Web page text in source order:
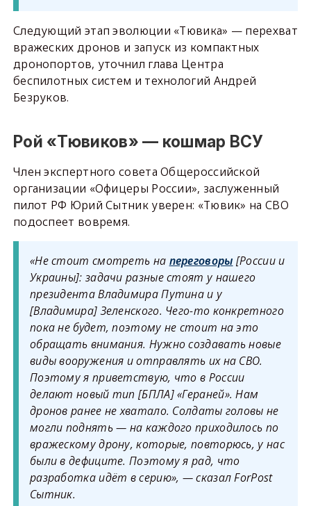
Следующий этап эволюции «Тювика» — перехват
вражеских дронов и запуск из компактных
дронопортов, уточнил глава Центра
беспилотных систем и технологий Андрей
Безруков.
Рой «Тювиков» — кошмар ВСУ
Член экспертного совета Общероссийской
организации «Офицеры России», заслуженный
пилот РФ Юрий Сытник уверен: «Тювик» на СВО
подоспеет вовремя.
«Не стоит смотреть на переговоры [России и
Украины]: задачи разные стоят у нашего
президента Владимира Путина и у
[Владимира] Зеленского. Чего-то конкретного
пока не будет, поэтому не стоит на это
обращать внимания. Нужно создавать новые
виды вооружения и отправлять их на СВО.
Поэтому я приветствую, что в России
делают новый тип [БПЛА] «Гераней». Нам
дронов ранее не хватало. Солдаты головы не
могли поднять — на каждого приходилось по
вражескому дрону, которые, повторюсь, у нас
были в дефиците. Поэтому я рад, что
разработка идёт в серию», — сказал ForPost
Сытник.